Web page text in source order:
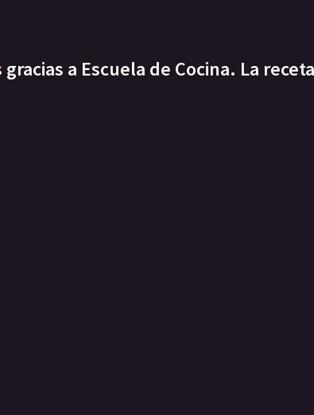
a Escuela de Cocina. La